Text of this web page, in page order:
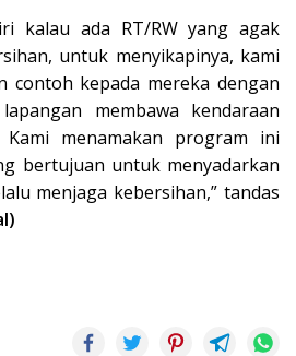
kalau ada RT/RW yang agak
untuk menyikapinya, kami
contoh kepada mereka dengan
membawa kendaraan
menamakan program ini
bertujuan untuk menyadarkan
menjaga kebersihan,” tandas